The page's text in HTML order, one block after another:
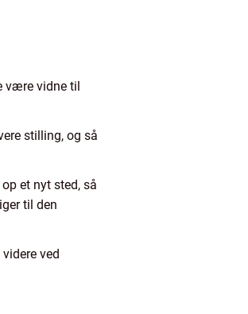
være vidne til
stilling, og så
et nyt sted, så
til den
ved